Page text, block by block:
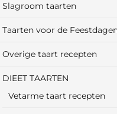
Slagroom taarten
Taarten voor de
Overige taart recepten
DIEET TAARTEN
Vetarme taart recepten